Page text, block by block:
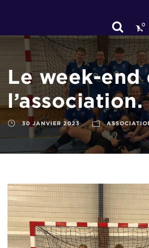
0
Le week-end
l’association.
30 JANVIER 2023